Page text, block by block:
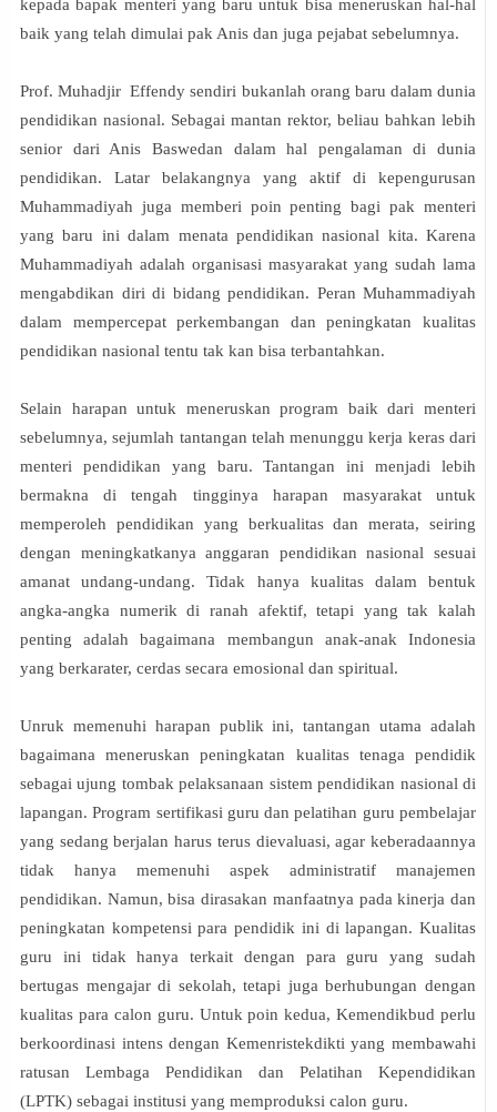
kepada bapak menteri yang baru untuk bisa meneruskan hal-hal
baik yang telah dimulai pak Anis dan juga pejabat sebelumnya.
Prof. Muhadjir Effendy sendiri bukanlah orang baru dalam dunia
pendidikan nasional. Sebagai mantan rektor, beliau bahkan lebih
senior dari Anis Baswedan dalam hal pengalaman di dunia
pendidikan. Latar belakangnya yang aktif di kepengurusan
Muhammadiyah juga memberi poin penting bagi pak menteri
yang baru ini dalam menata pendidikan nasional kita. Karena
Muhammadiyah adalah organisasi masyarakat yang sudah lama
mengabdikan diri di bidang pendidikan. Peran Muhammadiyah
dalam mempercepat perkembangan dan peningkatan kualitas
pendidikan nasional tentu tak kan bisa terbantahkan.
Selain harapan untuk meneruskan program baik dari menteri
sebelumnya, sejumlah tantangan telah menunggu kerja keras dari
menteri pendidikan yang baru. Tantangan ini menjadi lebih
bermakna di tengah tingginya harapan masyarakat untuk
memperoleh pendidikan yang berkualitas dan merata, seiring
dengan meningkatkanya anggaran pendidikan nasional sesuai
amanat undang-undang. Tidak hanya kualitas dalam bentuk
angka-angka numerik di ranah afektif, tetapi yang tak kalah
penting adalah bagaimana membangun anak-anak Indonesia
yang berkarater, cerdas secara emosional dan spiritual.
Unruk memenuhi harapan publik ini, tantangan utama adalah
bagaimana meneruskan peningkatan kualitas tenaga pendidik
sebagai ujung tombak pelaksanaan sistem pendidikan nasional di
lapangan. Program sertifikasi guru dan pelatihan guru pembelajar
yang sedang berjalan harus terus dievaluasi, agar keberadaannya
tidak hanya memenuhi aspek administratif manajemen
pendidikan. Namun, bisa dirasakan manfaatnya pada kinerja dan
peningkatan kompetensi para pendidik ini di lapangan. Kualitas
guru ini tidak hanya terkait dengan para guru yang sudah
bertugas mengajar di sekolah, tetapi juga berhubungan dengan
kualitas para calon guru. Untuk poin kedua, Kemendikbud perlu
berkoordinasi intens dengan Kemenristekdikti yang membawahi
ratusan Lembaga Pendidikan dan Pelatihan Kependidikan
(LPTK) sebagai institusi yang memproduksi calon guru.